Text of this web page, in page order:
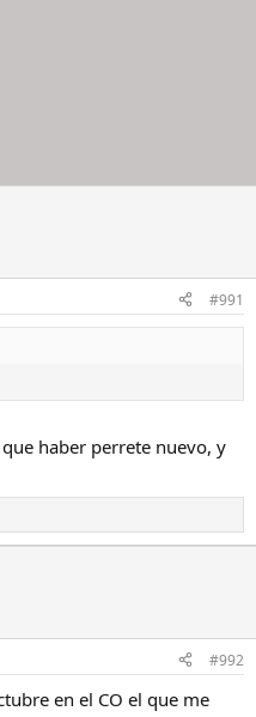
#991
haber perrete nuevo, y
#992
en el CO el que me